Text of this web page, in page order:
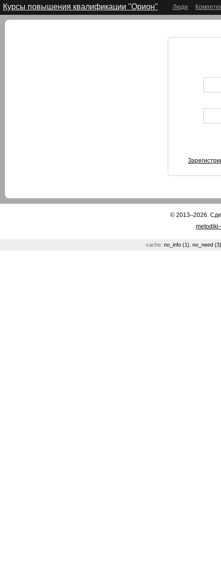
Курсы повышения квалификации "Орион" Люди
© 2013–2026.
cache: no_info (1) no_need (3)